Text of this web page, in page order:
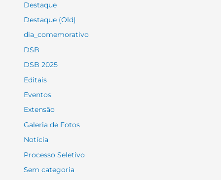
Destaque
Destaque (Old)
dia_comemorativo
DSB
DSB 2025
Editais
Eventos
Extensão
Galeria de Fotos
Notícia
Processo Seletivo
Sem categoria